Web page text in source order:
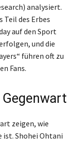
analysiert.
Teil des Erbes
auf den Sport
und die
führen oft zu
Fans.
zeigen, wie
ist. Shohei Ohtani